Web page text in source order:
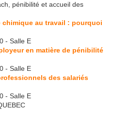
pénibilité et accueil des
chimique au travail : pourquoi
- Salle E
en matière de pénibilité
- Salle E
des salariés
- Salle E